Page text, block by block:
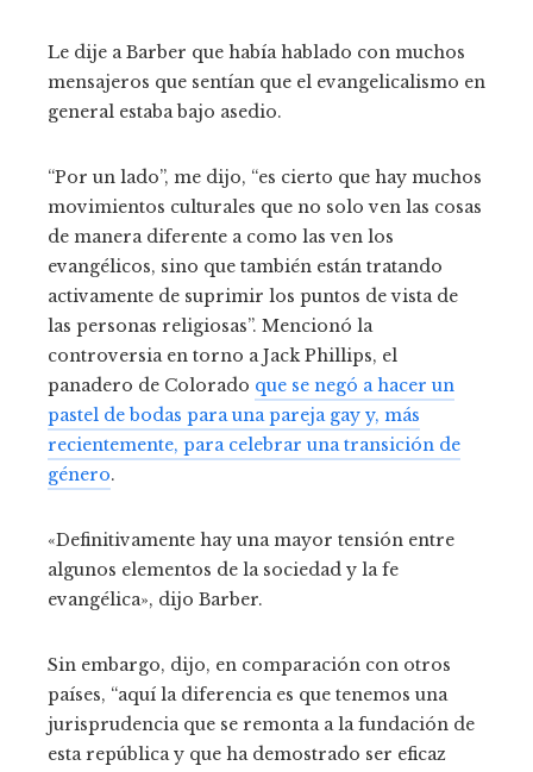
Le dije a Barber que había hablado con muchos
mensajeros que sentían que el evangelicalismo en
general estaba bajo asedio.
“Por un lado”, me dijo, “es cierto que hay muchos
movimientos culturales que no solo ven las cosas
de manera diferente a como las ven los
evangélicos, sino que también están tratando
activamente de suprimir los puntos de vista de
las personas religiosas”. Mencionó la
controversia en torno a Jack Phillips, el
panadero de Colorado que se negó a hacer un
pastel de bodas para una pareja gay y, más
recientemente, para celebrar una transición de
género.
«Definitivamente hay una mayor tensión entre
algunos elementos de la sociedad y la fe
evangélica», dijo Barber.
Sin embargo, dijo, en comparación con otros
países, “aquí la diferencia es que tenemos una
jurisprudencia que se remonta a la fundación de
esta república y que ha demostrado ser eficaz